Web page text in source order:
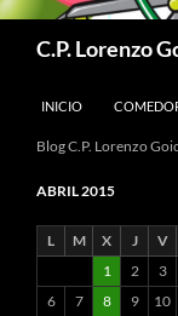
C.P. Lorenzo
INICIO
Blog C.P. Lorenzo
ABRIL 2015
L M X J V
1
2 3
6
7 8 9 10